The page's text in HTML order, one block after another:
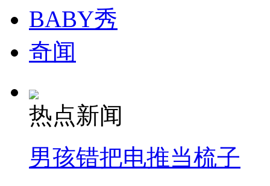
BABY秀
奇闻
热点新闻
男孩错把电推当梳子